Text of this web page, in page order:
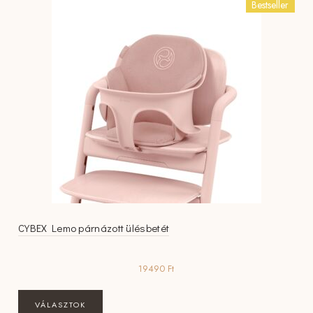
termékoldalon
választhatók
ki
Bestseller
CYBEX Lemo párnázott ülésbetét
19490 Ft
VÁLASZTOK